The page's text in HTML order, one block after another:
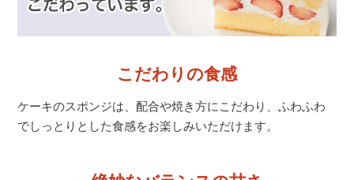
こだわりの食感
ケーキのスポンジは、配合や焼き方にこだわり、ふわふわ
でしっとりとした食感をお楽しみいただけます。